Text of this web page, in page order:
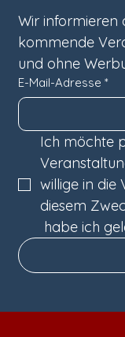
Wir informieren
kommende
und ohne
E-Mail-Adresse *
Ich möchte
willige in die
diesem
habe ich